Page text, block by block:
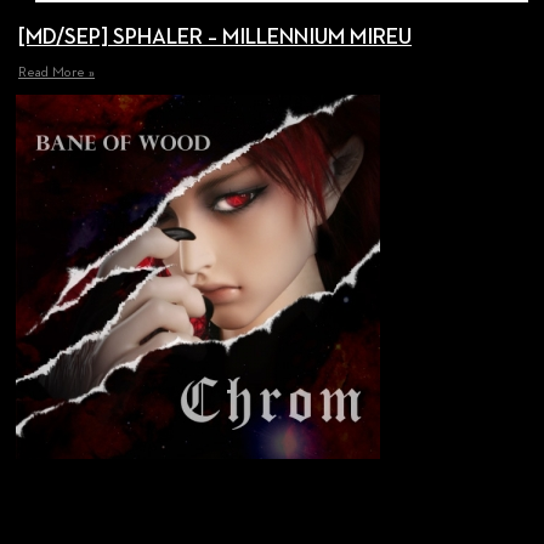
[MD/SEP] SPHALER – MILLENNIUM MIREU
Read More »